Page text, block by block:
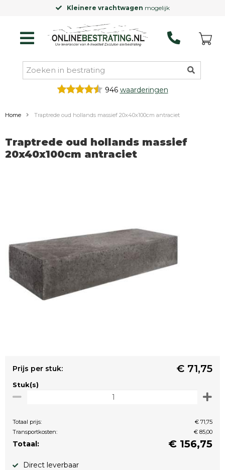
Kleinere vrachtwagen mogelijk
946 waarderingen
Home Traptrede oud hollands massief 20x40x100cm antraciet
Traptrede oud hollands massief
20x40x100cm antraciet
Prijs per stuk: € 71,75
Stuk(s)
Totaal prijs:
€ 71,75
Transportkosten:
€ 85,00
Totaal: € 156,75
Direct leverbaar